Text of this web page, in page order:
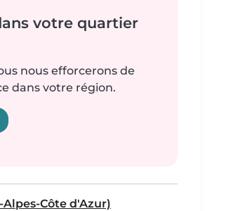
votre quartier
nous efforcerons de
dans votre région.
Côte d'Azur)